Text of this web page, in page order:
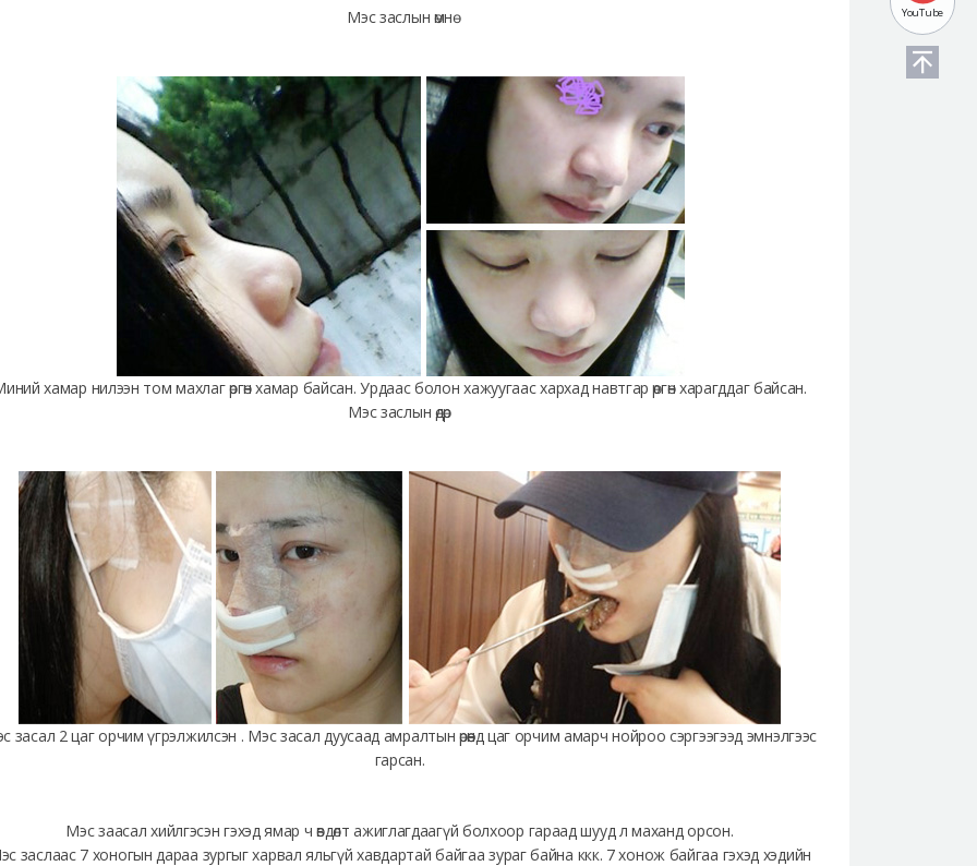
YouTube
Мэс заслын өмнө
хамар нилээн том махлаг өргөн хамар байсан. Урдаас болон хажуугаас хархад навтгар өргөн харагддаг байсан.
Мэс заслын өдөр
засал 2 цаг орчим үгрэлжилсэн . Мэс засал дуусаад амралтын өрөөнд цаг орчим амарч нойроо сэргээгээд эмнэлгээс
гарсан.
Мэс заасал хийлгэсэн гэхэд ямар ч өвдөлт ажиглагдаагүй болхоор гараад шууд л маханд орсон.
заслаас 7 хоногын дараа зургыг харвал яльгүй хавдартай байгаа зураг байна ккк. 7 хонож байгаа гэхэд хэдийн